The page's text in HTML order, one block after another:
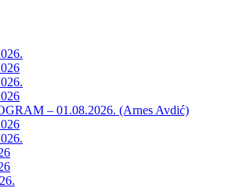
– 01.08.2026. (Arnes Avdić)